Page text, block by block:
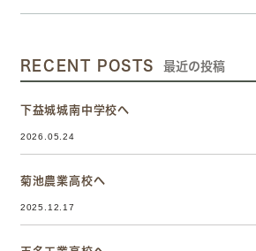
RECENT POSTS 最近の投稿
下益城城南中学校へ
2026.05.24
菊池農業高校へ
2025.12.17